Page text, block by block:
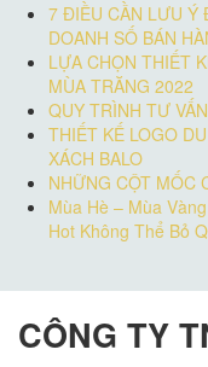
7 ĐIỀU CẦN LƯU Ý
DOANH SỐ BÁN
LỰA CHỌN THIẾT
MÙA TRĂNG 2022
QUY TRÌNH TƯ
THIẾT KẾ LOGO
XÁCH BALO
NHỮNG CỘT MỐC
Mùa Hè – Mùa
Hot Không Thể Bỏ
CÔNG TY